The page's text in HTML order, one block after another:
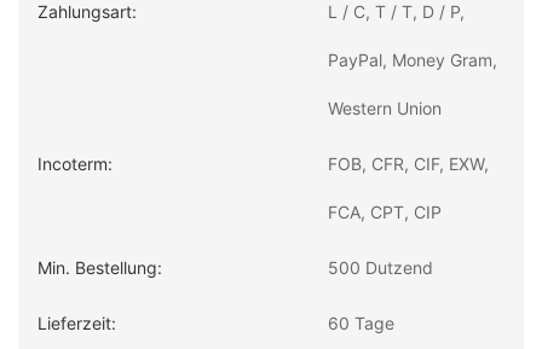
Zahlungsart: L / C, T / T, D / P,
PayPal, Money Gram,
Western Union
Incoterm: FOB, CFR, CIF, EXW,
FCA, CPT, CIP
Min. Bestellung: 500 Dutzend
Lieferzeit: 60 Tage